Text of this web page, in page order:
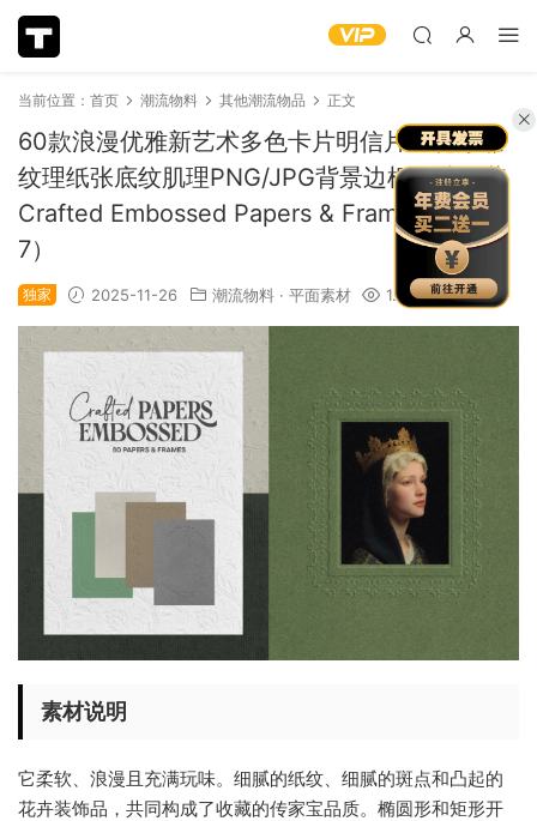
当前位置： 首页 潮流物料 其他潮流物品 正文
60款浪漫优雅新艺术多色卡片明信片压花浮雕
纹理纸张底纹肌理PNG/JPG背景边框图片套装
Crafted Embossed Papers & Frames（1404
7）
独家 2025-11-26 潮流物料 · 平面素材 1.24k
素材说明
它柔软、浪漫且充满玩味。细腻的纸纹、细腻的斑点和凸起的
花卉装饰品，共同构成了收藏的传家宝品质。椭圆形和矩形开